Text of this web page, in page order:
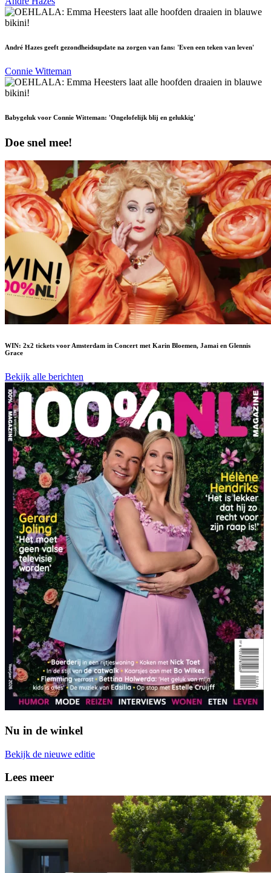
André Hazes geeft gezondheidsupdate na zorgen van fans: 'Even een teken van leven'
Connie Witteman
Babygeluk voor Connie Witteman: 'Ongelofelijk blij en gelukkig'
Doe snel mee!
WIN: 2x2 tickets voor Amsterdam in Concert met Karin Bloemen, Jamai en Glennis
Grace
Bekijk alle berichten
Nu in de winkel
Bekijk de nieuwe editie
Lees meer